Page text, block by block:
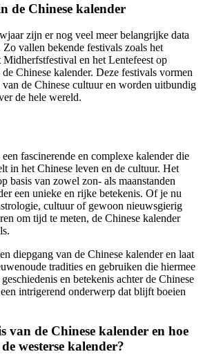
de Chinese kalender
zijn er nog veel meer belangrijke data
vallen bekende festivals zoals het
en het Lentefeest op
Chinese kalender. Deze festivals vormen
van de Chinese cultuur en worden uitbundig
de hele wereld.
fascinerende en complexe kalender die
in het Chinese leven en de cultuur. Het
basis van zowel zon- als maanstanden
een unieke en rijke betekenis. Of je nu
cultuur of gewoon nieuwsgierig
om tijd te meten, de Chinese kalender
diepgang van de Chinese kalender en laat
tradities en gebruiken die hiermee
en betekenis achter de Chinese
intrigerend onderwerp dat blijft boeien
van de Chinese kalender en hoe
westerse kalender?